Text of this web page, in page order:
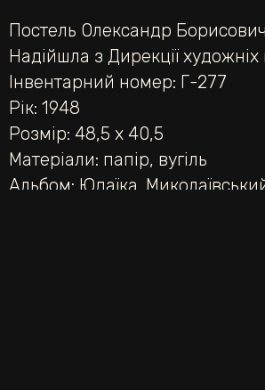
Постель Олександр
Надійшла з Дирекції художніх
Інвентарний номер: Г-277
Рік: 1948
Розмір: 48,5 х 40,5
Матеріали: папір, вугіль
Альбом: Юдаїка.